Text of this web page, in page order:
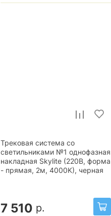
Трековая система со
светильниками №1 однофазная
накладная Skylite (220В, форма
- прямая, 2м, 4000K), черная
7 510 р.